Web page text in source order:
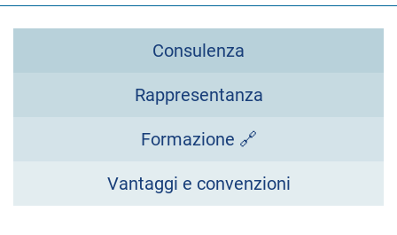
Consulenza
Rappresentanza
Formazione 🔗
Vantaggi e convenzioni